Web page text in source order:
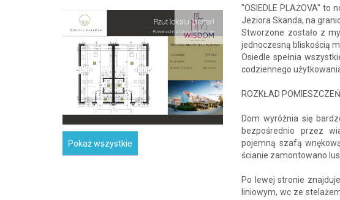
Pokaż wszystkie
"OSIEDLE PLAŻOVA"
Jeziora Skanda, na
Stworzone zostało z
jednoczesną bliskością
Osiedle spełnia
codziennego
ROZKŁAD
Dom wyróżnia się
bezpośrednio przez
pojemną szafą
ścianie zamontowano
Po lewej stronie
liniowym, wc ze